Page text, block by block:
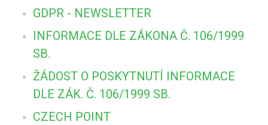
GDPR - NEWSLETTER
INFORMACE DLE ZÁKONA Č. 106/1999
SB.
ŽÁDOST O POSKYTNUTÍ INFORMACE
DLE ZÁK. Č. 106/1999 SB.
CZECH POINT